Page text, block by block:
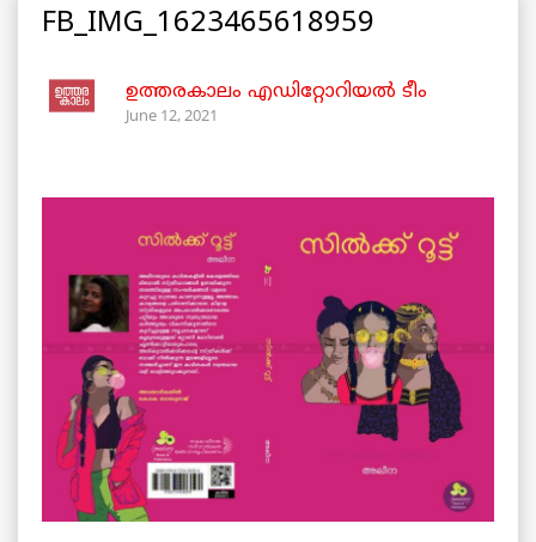
FB_IMG_1623465618959
ഉത്തരകാലം എഡിറ്റോറിയല്‍ ടീം
June 12, 2021